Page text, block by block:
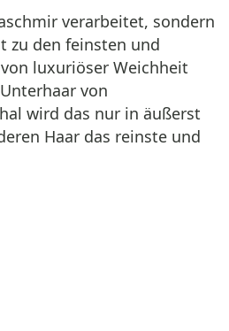
verarbeitet, sondern
zu den feinsten und
luxuriöser Weichheit
von
wird das nur in äußerst
Haar das reinste und